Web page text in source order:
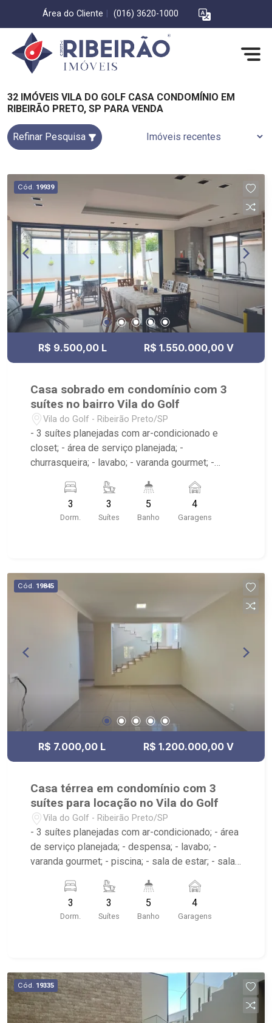
Área do Cliente (016) 3620-1000
32 IMÓVEIS VILA DO GOLF CASA CONDOMÍNIO EM
RIBEIRÃO PRETO, SP PARA VENDA
Refinar Pesquisa
Cód. 19939
R$ 9.500,00 L R$ 1.550.000,00 V
Casa sobrado em condomínio com 3
suítes no bairro Vila do Golf
Vila do Golf - Ribeirão Preto/SP
- 3 suítes planejadas com ar-condicionado e
closet; - área de serviço planejada; -
churrasqueira; - lavabo; - varanda gourmet; -
sala de estar; - sala de jantar; - 5 banheiros
planejados com box e espelho; - Condomínio
com quadra de tênis, playground, piscina,
de Eventos
3
Dorm.
3
Suítes
5
Banho
4
Garagens
Cód. 19845
R$ 7.000,00 L R$ 1.200.000,00 V
Casa térrea em condomínio com 3
suítes para locação no Vila do Golf
Vila do Golf - Ribeirão Preto/SP
- 3 suítes planejadas com ar-condicionado; - área
de serviço planejada; - despensa; - lavabo; -
varanda gourmet; - piscina; - sala de estar; - sala
espelho - Condomínio com quadra de tênis,
playground, piscina, academia, quadra de
esportes, pet place, portaria 24hrs, beach tennis,
3
Dorm.
3
Suítes
5
Banho
4
Garagens
Cód. 19335